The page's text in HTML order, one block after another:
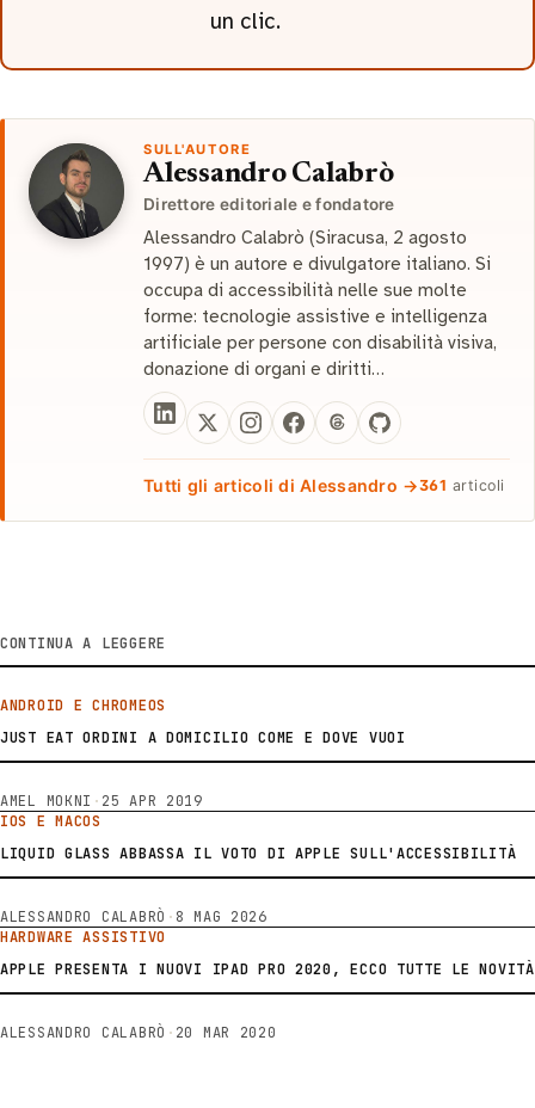
un clic.
SULL'AUTORE
Alessandro Calabrò
Direttore editoriale e fondatore
Alessandro Calabrò (Siracusa, 2 agosto
1997) è un autore e divulgatore italiano. Si
occupa di accessibilità nelle sue molte
forme: tecnologie assistive e intelligenza
artificiale per persone con disabilità visiva,
donazione di organi e diritti…
Tutti gli articoli di Alessandro →361 articoli
CONTINUA A LEGGERE
ANDROID E CHROMEOS
JUST EAT ORDINI A DOMICILIO COME E DOVE VUOI
AMEL MOKNI · 25 APR 2019
IOS E MACOS
LIQUID GLASS ABBASSA IL VOTO DI APPLE SULL'ACCESSIBILITÀ
ALESSANDRO CALABRÒ · 8 MAG 2026
HARDWARE ASSISTIVO
APPLE PRESENTA I NUOVI IPAD PRO 2020, ECCO TUTTE LE NOVITÀ
ALESSANDRO CALABRÒ · 20 MAR 2020